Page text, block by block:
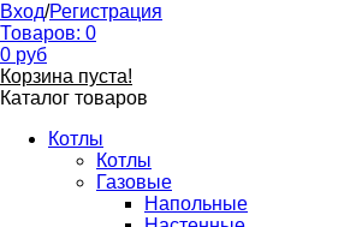
Вход/Регистрация
Товаров: 0
0 руб
Корзина пуста!
Каталог товаров
Котлы
Котлы
Газовые
Напольные